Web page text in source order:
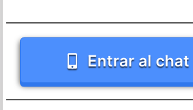
Entrar al